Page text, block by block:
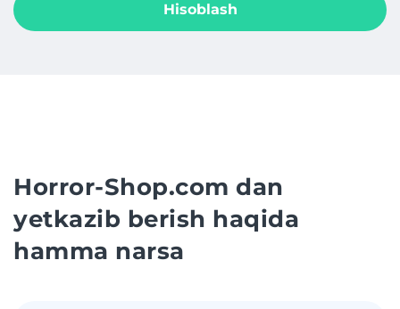
Hisoblash
Horror-Shop.com dan
yetkazib berish haqida
hamma narsa